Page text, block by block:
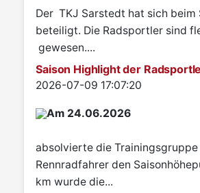
Der TKJ Sarstedt hat sich beim
beteiligt. Die Radsportler sind
gewesen....
Saison Highlight der
Details
2026-07-09 17:07:20
Am 24.06.2026
absolvierte die
Rennradfahrer den
km wurde die...